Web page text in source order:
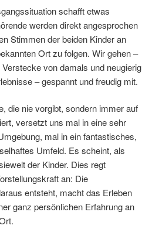
schafft etwas
werden direkt angesprochen
Stimmen der beiden Kinder an
Ort zu folgen. Wir gehen –
von damals und neugierig
– gespannt und freudig mit.
die nie vorgibt, sondern immer auf
versetzt uns mal in eine sehr
mal in ein fantastisches,
Umfeld. Es scheint, als
der Kinder. Dies regt
an: Die
entsteht, macht das Erleben
ganz persönlichen Erfahrung an